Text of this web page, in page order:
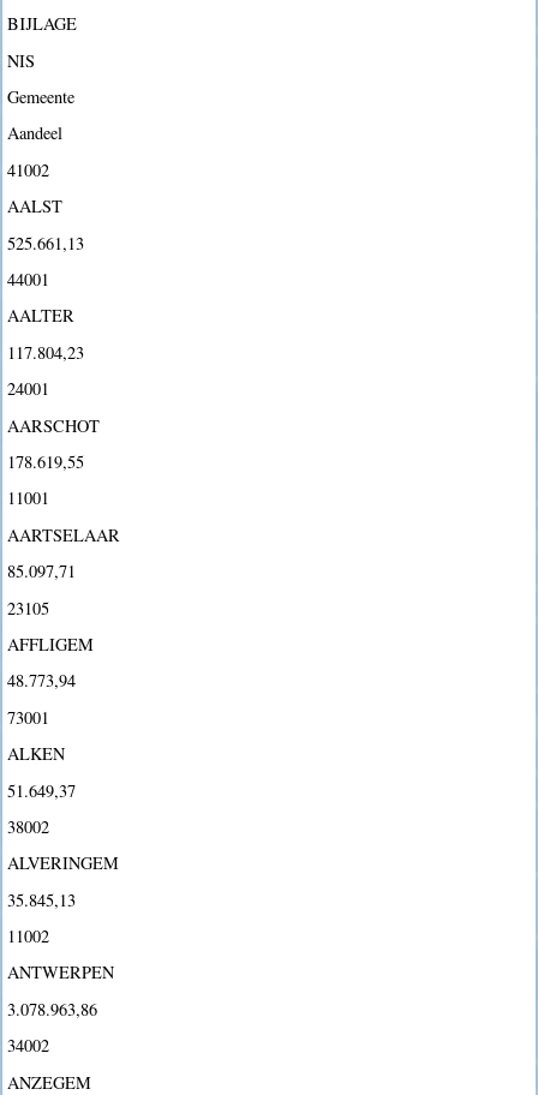
BIJLAGE
NIS
Gemeente
Aandeel
41002
AALST
525.661,13
44001
AALTER
117.804,23
24001
AARSCHOT
178.619,55
11001
AARTSELAAR
85.097,71
23105
AFFLIGEM
48.773,94
73001
ALKEN
51.649,37
38002
ALVERINGEM
35.845,13
11002
ANTWERPEN
3.078.963,86
34002
ANZEGEM